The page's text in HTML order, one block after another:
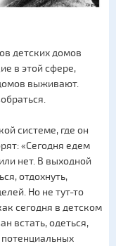
детских домов
в этой сфере,
выживают.
системе, где он
«Сегодня едем
нет. В выходной
отдохнуть,
Но не тут-то
сегодня в детском
встать, одеться,